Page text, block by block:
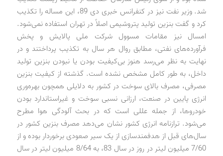
شد. وزیر نفت نیز در کنفرانس خبری دی 89، این مساله را تکذیب
کرد و گفت بنزین تولید پتروشیمی اصلاً در تهران استفاده نمی‌شود.
امسال نیز مقامات مسوول شرکت ملی پالایش و پخش
فرآورده‌های نفتی، مطابق روال هر سال به تکذیب پرداختند و در
نهایت به نظر می‌رسد هنوز بی‌کیفیت بودن یا نبودن بنزین تولید
داخل، به طور کامل مشخص نشده است. گذشته از کیفیت بنزین
مصرفی، مصرف بالای سوخت در کشور به دلایلی همچون بهره‌وری
انرژی پایین در صنعت، ارزانی نسبی سوخت و غیراستاندارد بودن
خودروها، از جمله عللی است که در بحث آلودگی هوا مطرح
می‌شود. ترازنامه انرژی کشور نشان می‌دهد مصرف بنزین کشور در
سال‌های قبل از هدفمندسازی از یک سیر صعودی برخوردار بوده و از
7/60 میلیون لیتر در روز در سال 83، به 8/64 میلیون لیتر در سال